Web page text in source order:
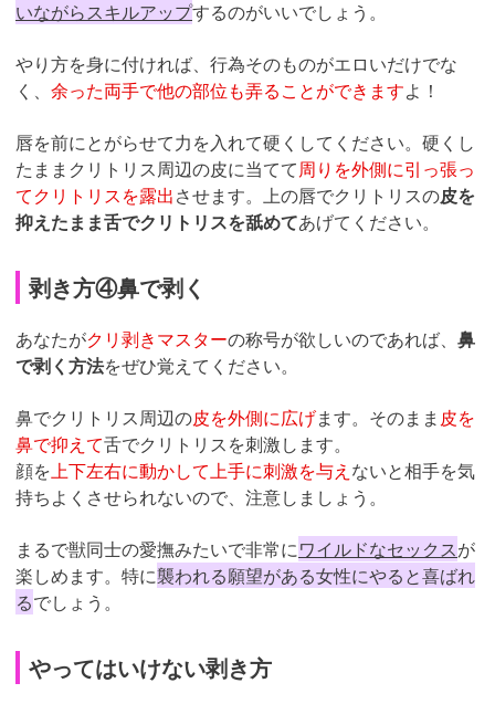
いながらスキルアップするのがいいでしょう。
やり方を身に付ければ、行為そのものがエロいだけでな
く、 余った両手で他の部位も弄ることができますよ！
唇を前にとがらせて力を入れて硬くしてください。硬くし
たままクリトリス周辺の皮に当てて周りを外側に引っ張っ
てクリトリスを露出させます。上の唇でクリトリスの皮を
抑えたまま舌でクリトリスを舐めてあげてください。
剥き方④鼻で剥く
あなたがクリ剥きマスターの称号が欲しいのであれば、 鼻
で剥く方法をぜひ覚えてください。
鼻でクリトリス周辺の皮を外側に広げます。そのまま 皮を
鼻で抑えて舌でクリトリスを刺激します。
顔を上下左右に動かして上手に刺激を与え ないと相手を気
持ちよくさせられないので、注意しましょう。
まるで獣同士の愛撫みたいで非常にワイルドなセックスが
楽しめます。特に襲われる願望がある女性にやると喜ばれ
るでしょう。
やってはいけない剥き方